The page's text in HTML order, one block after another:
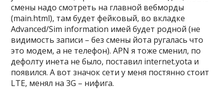
смены надо смотреть на главной вебморды
(main.html), там будет фейковый, во вкладке
Advanced/Sim information имей будет родной (не
видимость записи – без смены йота ругалась что
это модем, а не телефон). APN я тоже сменил, по
дефолту инета не было, поставил internet.yota и
появился. А вот значок сети у меня постянно стоит
LTE, менял на 3G – нифига.